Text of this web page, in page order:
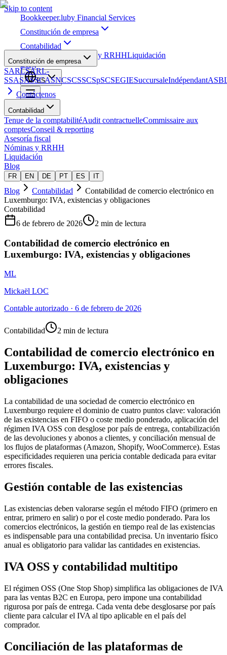
Skip to content
Bookkeeper.luby Financial Services
Constitución de empresa
Contabilidad
Nóminas y RRHHLiquidación
Blog
ES
Constitución de empresa
SARLSARL-
SSASASSCASNCSCSSCSpSCSEGIESuccursaleIndépendant
Contáctenos
Contabilidad
Tenue de la comptabilitéAudit contractuelleCommissaire aux
comptesConseil & reporting
Asesoría fiscal
Nóminas y RRHH
Liquidación
Blog
FR EN DE PT ES IT
Blog Contabilidad
Contabilidad de comercio electrónico en
Luxemburgo: IVA, existencias y obligaciones
Contabilidad
6 de febrero de 2026
2 min de lectura
Contabilidad de comercio electrónico en
Luxemburgo: IVA, existencias y obligaciones
ML
Mickaël LOC
Contable autorizado · 6 de febrero de 2026
Contabilidad 2 min de lectura
Contabilidad de comercio electrónico en
Luxemburgo: IVA, existencias y
obligaciones
La contabilidad de una sociedad de comercio electrónico en
Luxemburgo requiere el dominio de cuatro puntos clave: valoración
de las existencias en FIFO o coste medio ponderado, aplicación del
régimen IVA OSS con desglose por país de entrega, contabilización
de las devoluciones y abonos a clientes, y conciliación mensual de
los flujos de plataformas (Amazon, Shopify, WooCommerce). Estas
especificidades requieren una pericia contable dedicada para evitar
errores fiscales.
Gestión contable de las existencias
Las existencias deben valorarse según el método FIFO (primero en
entrar, primero en salir) o por el coste medio ponderado. Para los
comercios electrónicos, la gestión en tiempo real de las existencias
es indispensable para una contabilidad precisa. Un inventario físico
anual es obligatorio para validar las cantidades en existencias.
IVA OSS y contabilidad multitipo
El régimen OSS (One Stop Shop) simplifica las obligaciones de IVA
para las ventas B2C en Europa, pero impone una contabilidad
rigurosa por país de entrega. Cada venta debe desglosarse por país
cliente para calcular el IVA al tipo aplicable en el país del
comprador.
Conciliación de las plataformas de